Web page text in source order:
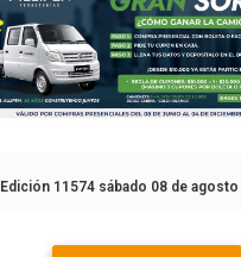
Edición 11574 sábado 08 de agosto